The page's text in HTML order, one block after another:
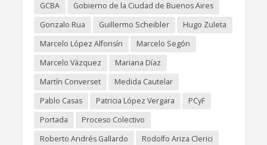
GCBA
Gobierno de la Ciudad de Buenos Aires
Gonzalo Rua
Guillermo Scheibler
Hugo Zuleta
Marcelo López Alfonsín
Marcelo Segón
Marcelo Vázquez
Mariana Díaz
Martín Converset
Medida Cautelar
Pablo Casas
Patricia López Vergara
PCyF
Portada
Proceso Colectivo
Roberto Andrés Gallardo
Rodolfo Ariza Clerici